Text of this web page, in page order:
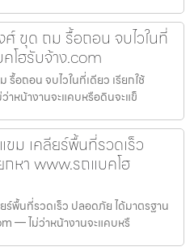
ขุด ถม รื้อถอน จบไวในที่
โฮรับจ้าง.com
อถอน จบไวในที่เดียว เรียกใช้
หน้างานจะแคบหรือดินจะแข็
ม เคลียร์พื้นที่รวดเร็ว
หา www.รถแบคโฮ
ร์พื้นที่รวดเร็ว ปลอดภัย ได้มาตรฐาน
— ไม่ว่าหน้างานจะแคบหรื